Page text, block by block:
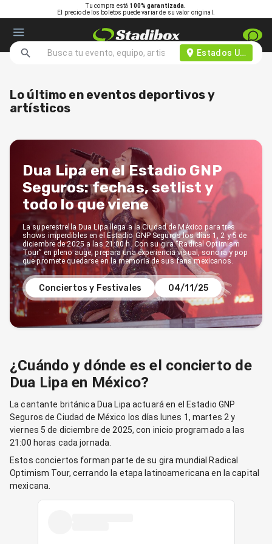
Tu compra está 100% garantizada.
El precio de los boletos puede variar de su valor original.
Estados Unidos
Lo último en eventos deportivos y
artísticos
Dua Lipa en el Estadio GNP
Seguros: fechas, setlist y
todo lo que viene
Conciertos y Festivales 04/11/25
La superestrella Dua Lipa llega a la Ciudad de México para tres
shows imperdibles en el Estadio GNP Seguros los días 1, 2 y 5 de
diciembre de 2025 a las 21:00 h. Con su gira “Radical Optimism
Tour” en pleno auge, prepara una experiencia visual, sonora y pop
que promete quedarse en la memoria de sus fans mexicanos.
¿Cuándo y dónde es el concierto de
Dua Lipa en México?
La cantante británica Dua Lipa actuará en el Estadio GNP
Seguros de Ciudad de México los días lunes 1, martes 2 y
viernes 5 de diciembre de 2025, con inicio programado a las
21:00 horas cada jornada.
Estos conciertos forman parte de su gira mundial Radical
Optimism Tour, cerrando la etapa latinoamericana en la capital
mexicana.